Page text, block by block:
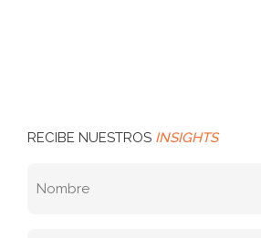
RECIBE NUESTROS INSIGHTS